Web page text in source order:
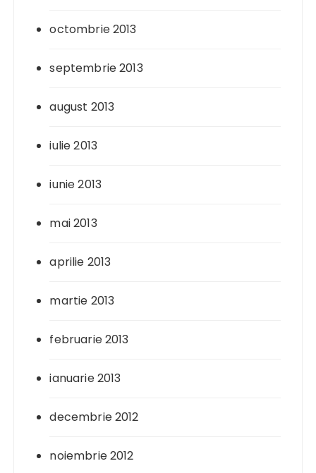
octombrie 2013
septembrie 2013
august 2013
iulie 2013
iunie 2013
mai 2013
aprilie 2013
martie 2013
februarie 2013
ianuarie 2013
decembrie 2012
noiembrie 2012